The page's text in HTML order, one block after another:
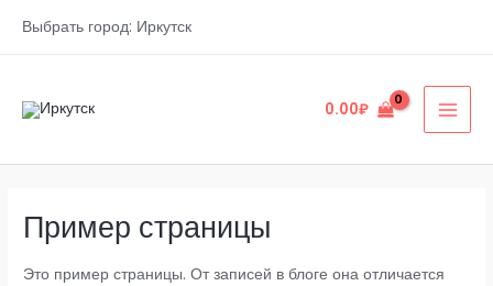
Выбрать город: Иркутск
0.00₽
Пример страницы
Это пример страницы. От записей в блоге она отличается